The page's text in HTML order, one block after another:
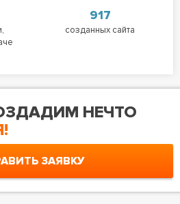
917
созданных сайта
НЕЧТО
ЗАЯВКУ